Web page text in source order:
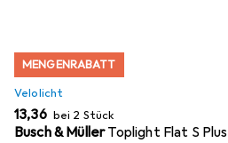
MENGENRABATT
Velolicht
EUR
13,36 bei 2 Stück
Busch & MüllerToplight Flat S Plus